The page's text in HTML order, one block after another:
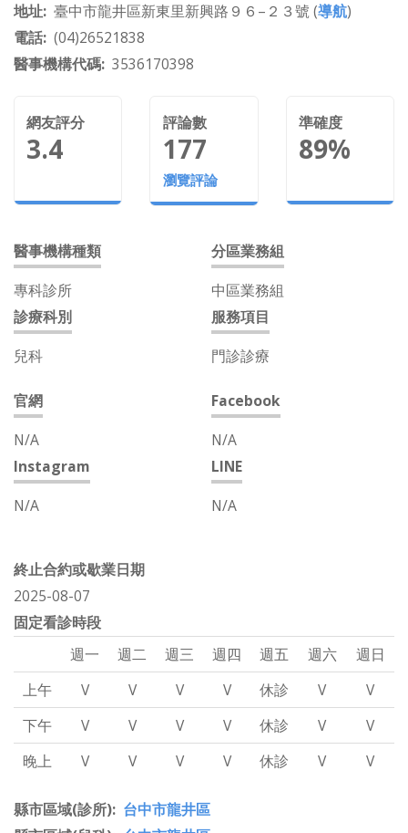
地址 臺中市龍井區新東里新興路９６–２３號 (導航)
電話 (04)26521838
醫事機構代碼 3536170398
網友評分
3.4
評論數
177
瀏覽評論
準確度
89%
醫事機構種類
專科診所
分區業務組
中區業務組
診療科別
兒科
服務項目
門診診療
官網
N/A
Facebook
N/A
Instagram
N/A
LINE
N/A
終止合約或歇業日期
2025-08-07
固定看診時段
週一
週二 週三 週四 週五 週六
週日
上午
V V V V 休診 V
V
下午
V V V V 休診 V
V
晚上
V V V V 休診 V V
縣市區域(診所) 台中市龍井區